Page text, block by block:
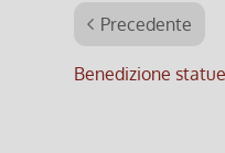
Precedente
Benedizione